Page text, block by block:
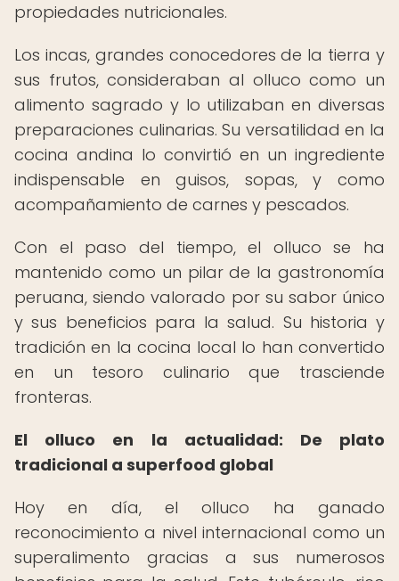
propiedades nutricionales.
Los incas, grandes conocedores de la tierra y
sus frutos, consideraban al olluco como un
alimento sagrado y lo utilizaban en diversas
preparaciones culinarias. Su versatilidad en la
cocina andina lo convirtió en un ingrediente
indispensable en guisos, sopas, y como
acompañamiento de carnes y pescados.
Con el paso del tiempo, el olluco se ha
mantenido como un pilar de la gastronomía
peruana, siendo valorado por su sabor único
y sus beneficios para la salud. Su historia y
tradición en la cocina local lo han convertido
en un tesoro culinario que trasciende
fronteras.
El olluco en la actualidad: De plato
tradicional a superfood global
Hoy en día, el olluco ha ganado
reconocimiento a nivel internacional como un
superalimento gracias a sus numerosos